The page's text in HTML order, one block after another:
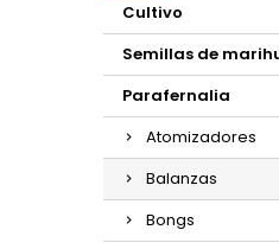
Cultivo
Semillas de
Parafernalia
Atomizadores
Balanzas
Bongs